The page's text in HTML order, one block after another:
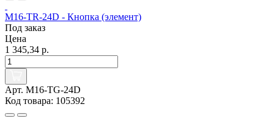
M16-TR-24D - Кнопка (элемент)
Под заказ
Цена
1 345,34 р.
Арт. M16-TG-24D
Код товара: 105392